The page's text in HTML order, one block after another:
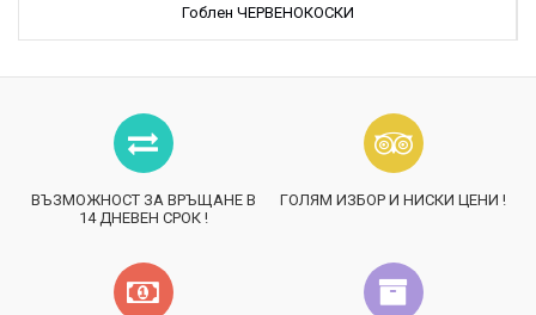
Гоблен ЧЕРВЕНОКОСКИ
ВЪЗМОЖНОСТ ЗА ВРЪЩАНЕ В
14 ДНЕВЕН СРОК !
ГОЛЯМ ИЗБОР И НИСКИ ЦЕНИ !